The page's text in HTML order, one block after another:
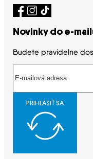
Novinky do e-
Budete pravidelne
PRIHLÁSIŤ SA